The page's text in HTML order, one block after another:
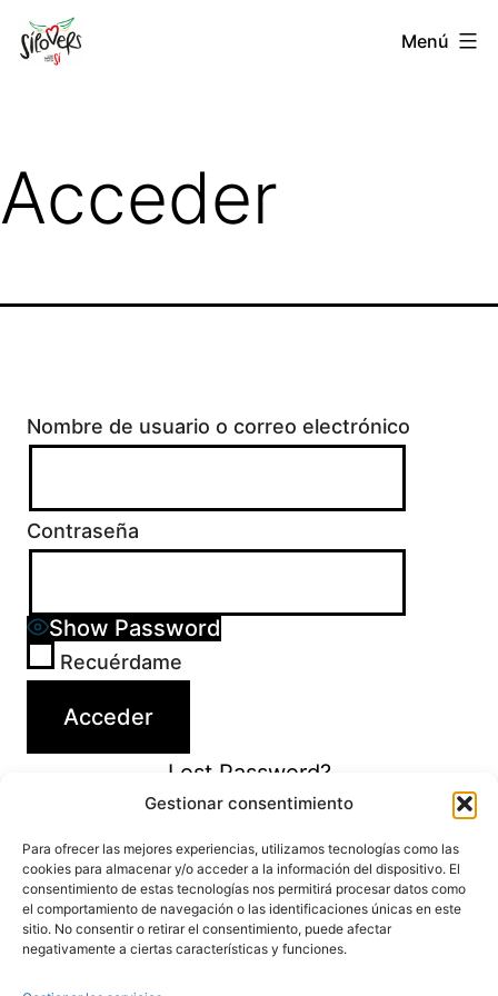
Gestionar consentimiento
Para ofrecer las mejores experiencias, utilizamos tecnologías como las
cookies para almacenar y/o acceder a la información del dispositivo. El
consentimiento de estas tecnologías nos permitirá procesar datos como
el comportamiento de navegación o las identificaciones únicas en este
sitio. No consentir o retirar el consentimiento, puede afectar
negativamente a ciertas características y funciones.
Saltar
Sílovers Menú
Acceder
Nombre de usuario o correo electrónico
Contraseña
Show Password
Recuérdame
Lost Password?